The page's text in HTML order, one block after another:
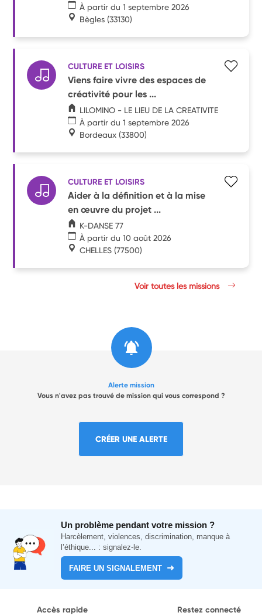
À partir du 1 septembre 2026
Bègles (33130)
CULTURE ET LOISIRS
Viens faire vivre des espaces de
créativité pour les ...
LILOMINO - LE LIEU DE LA CREATIVITE
À partir du 1 septembre 2026
Bordeaux (33800)
CULTURE ET LOISIRS
Aider à la définition et à la mise
en œuvre du projet ...
K-DANSE 77
À partir du 10 août 2026
CHELLES (77500)
Voir toutes les missions
Alerte mission
Vous n'avez pas trouvé de mission qui vous correspond ?
CRÉER UNE ALERTE
Un problème pendant votre mission ?
Harcèlement, violences, discrimination, manque à
l’éthique... : signalez-le.
FAIRE UN SIGNALEMENT
Accès rapide Restez connecté